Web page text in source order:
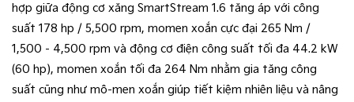
hợp giữa động cơ xăng SmartStream 1.6 tăng áp với công
suất 178 hp / 5,500 rpm, momen xoắn cực đại 265 Nm /
1,500 - 4,500 rpm và động cơ điện công suất tối đa 44.2 kW
(60 hp), momen xoắn tối đa 264 Nm nhằm gia tăng công
suất cũng như mô-men xoắn giúp tiết kiệm nhiên liệu và nâng